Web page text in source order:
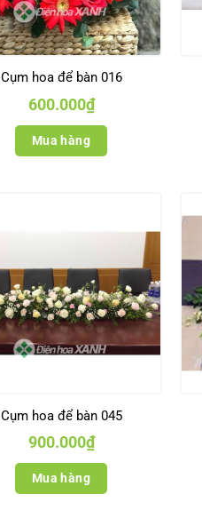
Cụm hoa để bàn 016
600.000₫
Mua hàng
Cụm hoa để bàn 045
900.000₫
Mua hàng